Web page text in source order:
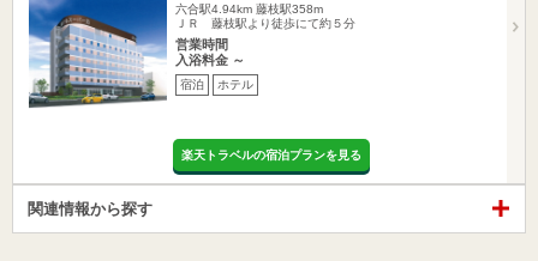
六合駅4.94km 藤枝駅358m
ＪＲ 藤枝駅より徒歩にて約５分
営業時間
入浴料金 ～
宿泊 ホテル
楽天トラベルの宿泊プランを見る
関連情報から探す